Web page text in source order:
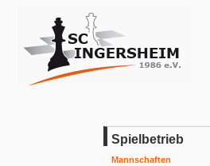
Spielbetrieb
Mannschaften